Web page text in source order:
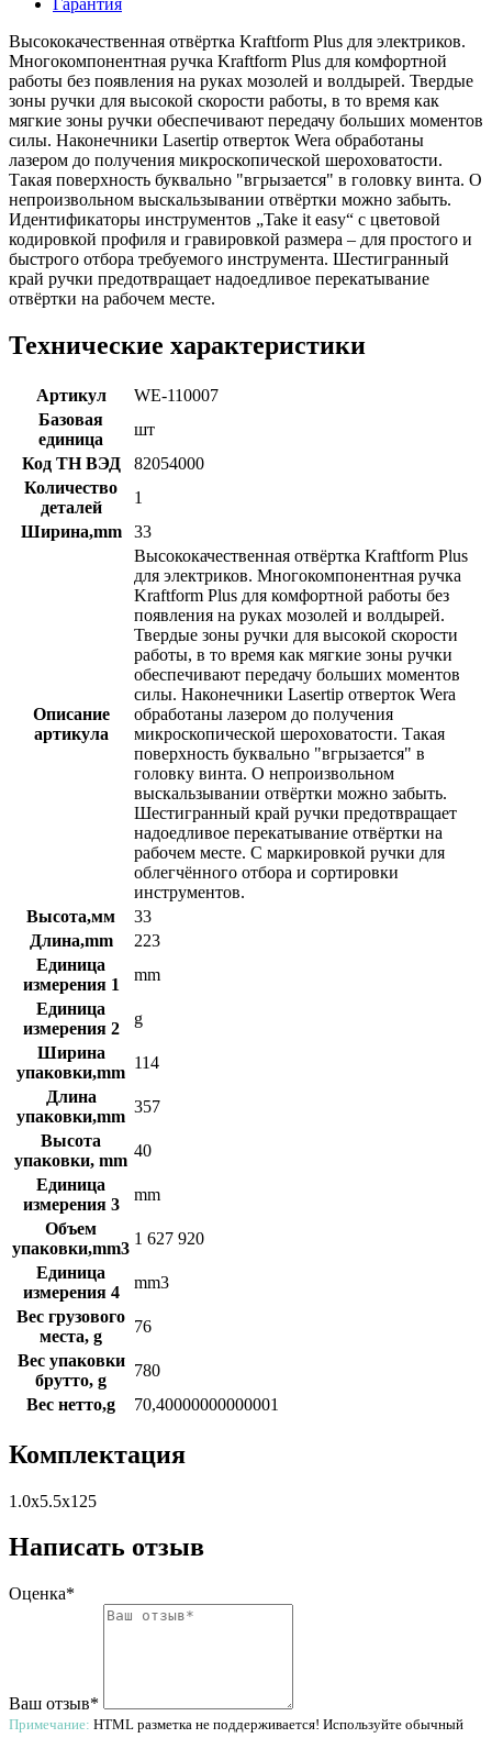
Высококачественная отвёртка Kraftform Plus для электриков.
Многокомпонентная ручка Kraftform Plus для комфортной
работы без появления на руках мозолей и волдырей. Твердые
зоны ручки для высокой скорости работы, в то время как
мягкие зоны ручки обеспечивают передачу больших моментов
силы. Наконечники Lasertip отверток Wera обработаны
лазером до получения микроскопической шероховатости.
Такая поверхность буквально "вгрызается" в головку винта. О
непроизвольном выскальзывании отвёртки можно забыть.
Идентификаторы инструментов „Take it easy“ с цветовой
кодировкой профиля и гравировкой размера – для простого и
быстрого отбора требуемого инструмента. Шестигранный
край ручки предотвращает надоедливое перекатывание
отвёртки на рабочем месте.
Технические характеристики
Артикул
WE-110007
Базовая
единица
шт
Код ТН ВЭД
82054000
Количество
деталей
1
Ширина,mm
33
Описание
артикула
Высококачественная отвёртка Kraftform Plus
для электриков. Многокомпонентная ручка
Kraftform Plus для комфортной работы без
появления на руках мозолей и волдырей.
Твердые зоны ручки для высокой скорости
работы, в то время как мягкие зоны ручки
обеспечивают передачу больших моментов
силы. Наконечники Lasertip отверток Wera
обработаны лазером до получения
микроскопической шероховатости. Такая
поверхность буквально "вгрызается" в
головку винта. О непроизвольном
выскальзывании отвёртки можно забыть.
Шестигранный край ручки предотвращает
надоедливое перекатывание отвёртки на
рабочем месте. С маркировкой ручки для
облегчённого отбора и сортировки
инструментов.
Высота,мм
33
Длина,mm
223
Единица
измерения 1
mm
Единица
измерения 2
g
Ширина
упаковки,mm
114
Длина
упаковки,mm
357
Высота
упаковки, mm
40
Единица
измерения 3
mm
Объем
упаковки,mm3
1 627 920
Единица
измерения 4
mm3
Вес грузового
места, g
76
Вес упаковки
брутто, g
780
Вес нетто,g
70,40000000000001
Комплектация
1.0x5.5x125
Написать отзыв
Оценка*
Ваш отзыв*
Примечание: HTML разметка не поддерживается! Используйте обычный